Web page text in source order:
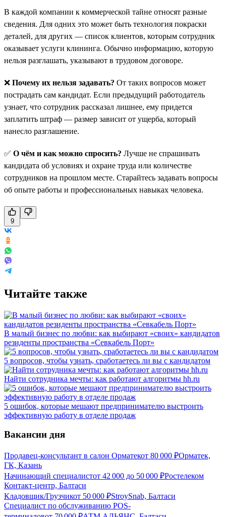
В каждой компании к коммерческой тайне относят разные
сведения. Для одних это может быть технология покраски
деталей, для других — список клиентов, которым сотрудник
оказывает услуги клининга. Обычно информацию, которую
нельзя разглашать, указывают в трудовом договоре.
❌ Почему их нельзя задавать? От таких вопросов может
пострадать сам кандидат. Если предыдущий работодатель
узнает, что сотрудник рассказал лишнее, ему придется
заплатить штраф — размер зависит от ущерба, который
нанесло разглашение.
✅ О чём и как можно спросить? Лучше не спрашивать
кандидата об условиях и охране труда или количестве
сотрудников на прошлом месте. Старайтесь задавать вопросы
об опыте работы и профессиональных навыках человека.
9
Читайте также
В малый бизнес по любви: как выбирают «своих» кандидатов
резиденты пространства «Севкабель Порт»
5 вопросов, чтобы узнать, сработаетесь ли вы с кандидатом
Найти сотрудника мечты: как работают алгоритмы hh.ru
5 ошибок, которые мешают предпринимателю выстроить
эффективную работу в отделе продаж
Вакансии дня
Продавец-консультант в салон Орматекот 80 000 ₽Орматек,
ГК, Казань
Начинающий специалистот 42 000 до 50 000 ₽Ростелеком
Контакт-центр, Балтаси
Кладовщик/Грузчикот 50 000 ₽StroySnab, Балтаси
Специалист по обслуживанию POS-